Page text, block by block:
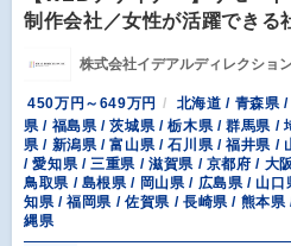
制作会社／女性が活躍できる
株式会社イデアルディレクショ
450万円～649万円
北海道 / 青森県
県 / 福島県 / 茨城県 / 栃木県 / 群馬県 /
県 / 新潟県 / 富山県 / 石川県 / 福井県 /
/ 愛知県 / 三重県 / 滋賀県 / 京都府 / 大
鳥取県 / 島根県 / 岡山県 / 広島県 / 山
知県 / 福岡県 / 佐賀県 / 長崎県 / 熊本
縄県